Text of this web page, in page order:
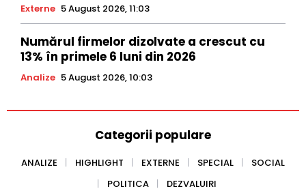
Externe 5 August 2026, 11:03
Numărul firmelor dizolvate a crescut cu
13% în primele 6 luni din 2026
Analize 5 August 2026, 10:03
Categorii populare
ANALIZE HIGHLIGHT EXTERNE SPECIAL
SOCIAL
POLITICA
DEZVALUIRI